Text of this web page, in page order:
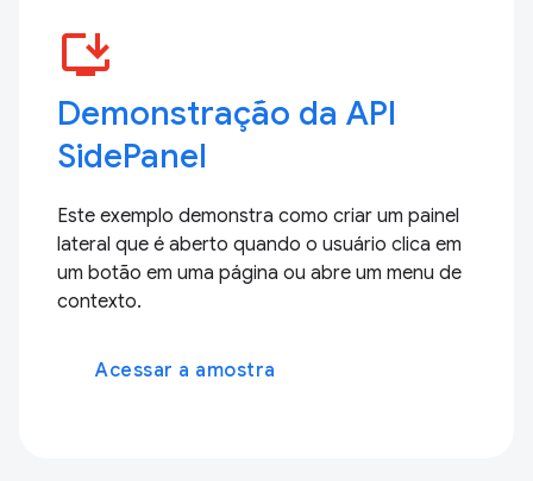
install_desktop
Demonstração da API
SidePanel
Este exemplo demonstra como criar um painel
lateral que é aberto quando o usuário clica em
um botão em uma página ou abre um menu de
contexto.
Acessar a amostra